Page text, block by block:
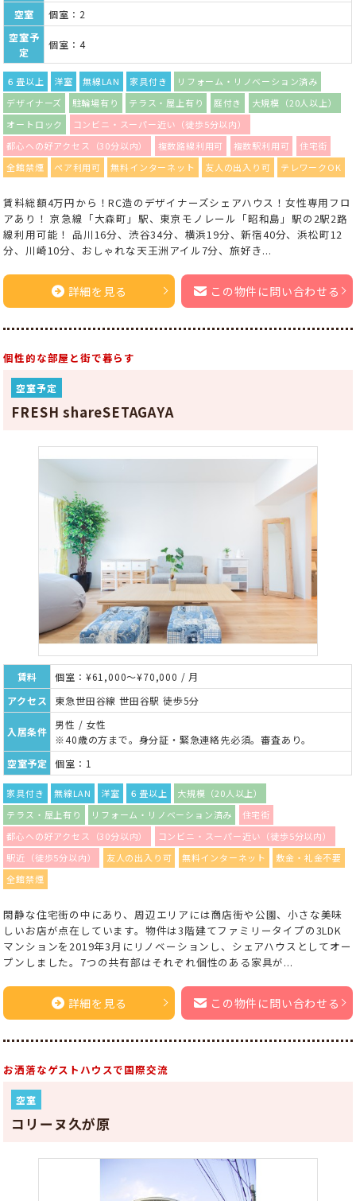
空室
個室：2
空室予
定
個室：4
６畳以上 洋室 無線LAN 家具付き
リフォーム・リノベーション済み
デザイナーズ
駐輪場有り テラス・屋上有り 庭付き
大規模（20人以上）
オートロック
コンビニ・スーパー近い（徒歩5分以内）
都心への好アクセス（30分以内）
複数路線利用可 複数駅利用可
住宅街
全館禁煙
ペア利用可 無料インターネット 友人の出入り可 テレワークOK
賃料総額4万円から！RC造のデザイナーズシェアハウス！女性専用フロ
アあり！ 京急線「大森町」駅、東京モノレール「昭和島」駅の2駅2路
線利用可能！ 品川16分、渋谷34分、横浜19分、新宿40分、浜松町12
分、川崎10分、おしゃれな天王洲アイル7分、旅好き...
詳細を見る この物件に問い合わせる
個性的な部屋と街で暮らす
空室予定
FRESH shareSETAGAYA
賃料
個室：¥61,000～¥70,000 / 月
アクセス
東急世田谷線 世田谷駅 徒歩5分
入居条件
男性 / 女性
※40歳の方まで。身分証・緊急連絡先必須。審査あり。
空室予定
個室：1
家具付き 無線LAN 洋室 ６畳以上
大規模（20人以上）
テラス・屋上有り
リフォーム・リノベーション済み
住宅街
都心への好アクセス（30分以内）
コンビニ・スーパー近い（徒歩5分以内）
駅近（徒歩5分以内）
友人の出入り可 無料インターネット
敷金・礼金不要
全館禁煙
閑静な住宅街の中にあり、周辺エリアには商店街や公園、小さな美味
しいお店が点在しています。物件は3階建てファミリータイプの3LDK
マンションを2019年3月にリノベーションし、シェアハウスとしてオー
プンしました。7つの共有部はそれぞれ個性のある家具が...
詳細を見る この物件に問い合わせる
お洒落なゲストハウスで国際交流
空室
コリーヌ久が原